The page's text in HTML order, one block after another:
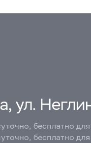
ул.
бесплатно
бесплатно